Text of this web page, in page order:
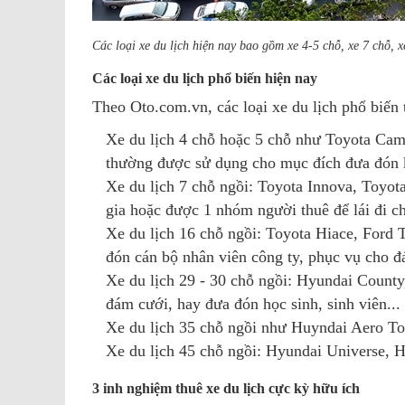
Các loại xe du lịch hiện nay bao gồm xe 4-5 chỗ, xe 7 chỗ,
Các loại xe du lịch phổ biến hiện nay
Theo Oto.com.vn, các loại xe du lịch phổ
Xe du lịch 4 chỗ hoặc 5 chỗ như Toyota
thường được sử dụng cho mục đích đưa
Xe du lịch 7 chỗ ngồi: Toyota Innova,
gia hoặc được 1 nhóm người thuê để lái đi
Xe du lịch 16 chỗ ngồi: Toyota Hiace, Ford
đón cán bộ nhân viên công ty, phục vụ cho
Xe du lịch 29 - 30 chỗ ngồi: Hyundai
đám cưới, hay đưa đón học sinh, sinh viên...
Xe du lịch 35 chỗ ngồi như Huyndai Aero
Xe du lịch 45 chỗ ngồi: Hyundai Universe,
3 inh nghiệm thuê xe du lịch cực kỳ hữu ích